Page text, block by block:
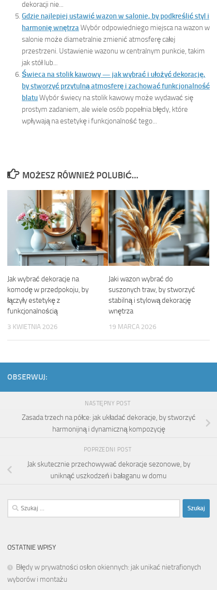
dekoracji nie...
Gdzie najlepiej ustawić wazon w salonie, by podkreślić styl i
harmonię wnętrza Wybór odpowiedniego miejsca na wazon w
salonie może diametralnie zmienić atmosferę całej
przestrzeni. Ustawienie wazonu w centralnym punkcie, takim
jak stół lub...
Świeca na stolik kawowy — jak wybrać i ułożyć dekorację,
by stworzyć przytulną atmosferę i zachować funkcjonalność
blatuWybór świecy na stolik kawowy może wydawać się
prostym zadaniem, ale wiele osób popełnia błędy, które
wpływają na estetykę i funkcjonalność tego...
MOŻESZ RÓWNIEŻ POLUBIĆ…
Jak wybrać dekoracje na
komodę w przedpokoju, by
łączyły estetykę z
funkcjonalnością
3 KWIETNIA 2026
Jaki wazon wybrać do
suszonych traw, by stworzyć
stabilną i stylową dekorację
wnętrza
19 MARCA 2026
OBSERWUJ:
NASTĘPNY POST
Zasada trzech na półce: jak układać dekoracje, by stworzyć
harmonijną i dynamiczną kompozycję
POPRZEDNI POST
Jak skutecznie przechowywać dekoracje sezonowe, by
uniknąć uszkodzeń i bałaganu w domu
Szukaj:
OSTATNIE WPISY
Błędy w prywatności osłon okiennych: jak unikać nietrafionych
wyborów i montażu